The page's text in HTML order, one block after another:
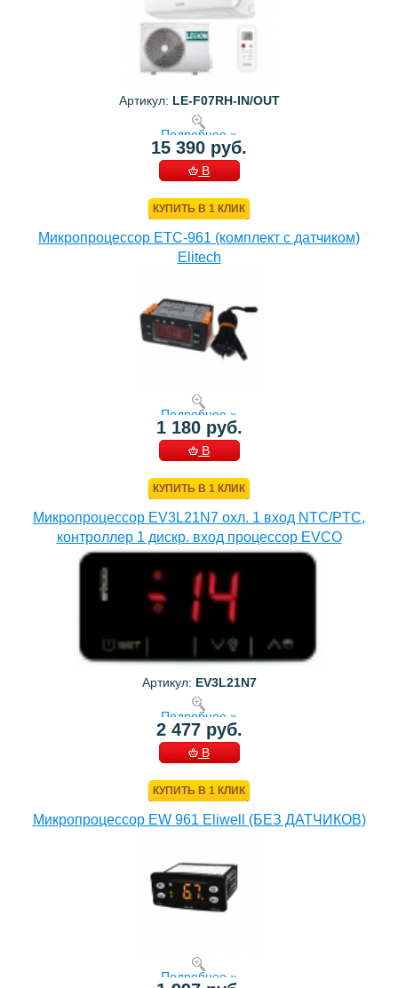
Артикул: LE-F07RH-IN/OUT
Подробнее »
15 390 руб.
В
КУПИТЬ В 1 КЛИК
Микропроцессор ETC-961 (комплект c датчиком)
Elitech
Подробнее »
1 180 руб.
В
КУПИТЬ В 1 КЛИК
Микропроцессор EV3L21N7 охл. 1 вход NTC/PTC,
контроллер 1 дискр. вход процессор EVCO
Артикул: EV3L21N7
Подробнее »
2 477 руб.
В
КУПИТЬ В 1 КЛИК
Микропроцессор EW 961 Eliwell (БЕЗ ДАТЧИКОВ)
Подробнее »